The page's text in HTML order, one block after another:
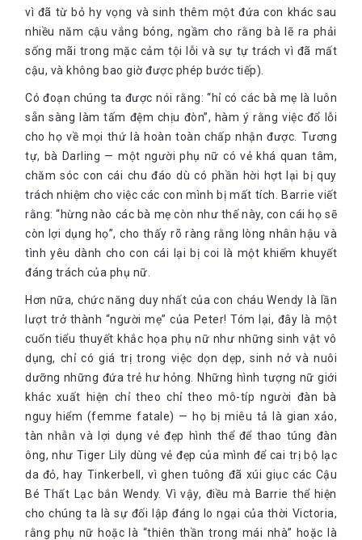
vì đã từ bỏ hy vọng và sinh thêm một đứa con khác sau
nhiều năm cậu vắng bóng, ngầm cho rằng bà lẽ ra phải
sống mãi trong mặc cảm tội lỗi và sự tự trách vì đã mất
cậu, và không bao giờ được phép bước tiếp).
Có đoạn chúng ta được nói rằng: “hỉ có các bà mẹ là luôn
sẵn sàng làm tấm đệm chịu đòn”, hàm ý rằng việc đổ lỗi
cho họ về mọi thứ là hoàn toàn chấp nhận được. Tương
tự, bà Darling — một người phụ nữ có vẻ khá quan tâm,
chăm sóc con cái chu đáo dù có phần hời hợt lại bị quy
trách nhiệm cho việc các con mình bị mất tích. Barrie viết
rằng: “hừng nào các bà mẹ còn như thế này, con cái họ sẽ
còn lợi dụng họ”, cho thấy rõ ràng rằng lòng nhân hậu và
tình yêu dành cho con cái lại bị coi là một khiếm khuyết
đáng trách của phụ nữ.
Hơn nữa, chức năng duy nhất của con cháu Wendy là lần
lượt trở thành “người mẹ” của Peter! Tóm lại, đây là một
cuốn tiểu thuyết khắc họa phụ nữ như những sinh vật vô
dụng, chỉ có giá trị trong việc dọn dẹp, sinh nở và nuôi
dưỡng những đứa trẻ hư hỏng. Những hình tượng nữ giới
khác xuất hiện chỉ theo chỉ theo mô-típ người đàn bà
nguy hiểm (femme fatale) — họ bị miêu tả là gian xảo,
tàn nhẫn và lợi dụng vẻ đẹp hình thể để thao túng đàn
ông, như Tiger Lily dùng vẻ đẹp của mình để cai trị bộ lạc
da đỏ, hay Tinkerbell, vì ghen tuông đã xúi giục các Cậu
Bé Thất Lạc bắn Wendy. Vì vậy, điều mà Barrie thể hiện
cho chúng ta là sự đối lập đáng lo ngại của thời Victoria,
rằng phụ nữ hoặc là “thiên thần trong mái nhà” hoặc là